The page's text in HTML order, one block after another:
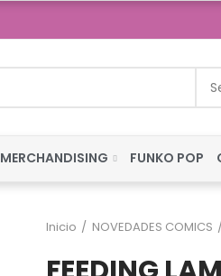
MERCHANDISING FUNKO POP
Inicio NOVEDADES COMICS